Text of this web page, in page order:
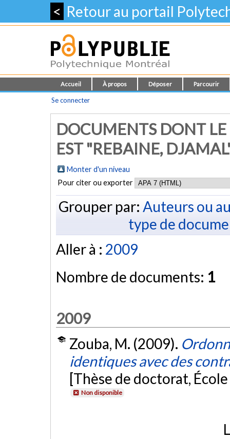
< Retour au portail
Accueil À propos Déposer Parcourir
Se connecter
DOCUMENTS DONT
EST "REBAINE, DJAMAL
Monter d'un niveau
Pour citer ou exporter
Grouper par: Auteurs ou
type de
Aller à : 2009
Nombre de documents: 1
2009
Zouba, M. (2009).
identiques avec des
[Thèse de doctorat,
Non disponible